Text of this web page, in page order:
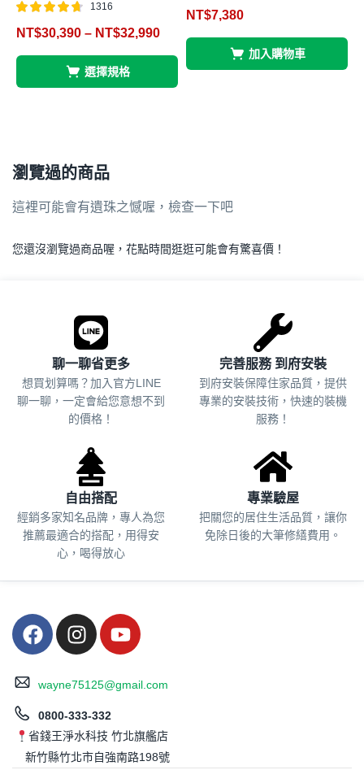
4.63
1316
NT$30,390 – NT$32,990
選擇規格
4.66
NT$7,380
加入購物車
瀏覽過的商品
這裡可能會有遺珠之憾喔，檢查一下吧
您還沒瀏覽過商品喔，花點時間逛逛可能會有驚喜價！
聊一聊省更多
想買划算嗎？加入官方LINE
聊一聊，一定會給您意想不到
的價格！
完善服務 到府安裝
到府安裝保障住家品質，提供
專業的安裝技術，快速的裝機
服務！
自由搭配
經銷多家知名品牌，專人為您
推薦最適合的搭配，用得安
心，喝得放心
專業驗屋
把關您的居住生活品質， 讓你
免除日後的大筆修繕費用。
wayne75125@gmail.com
0800-333-332
省錢王淨水科技 竹北旗艦店
新竹縣竹北市自強南路198號